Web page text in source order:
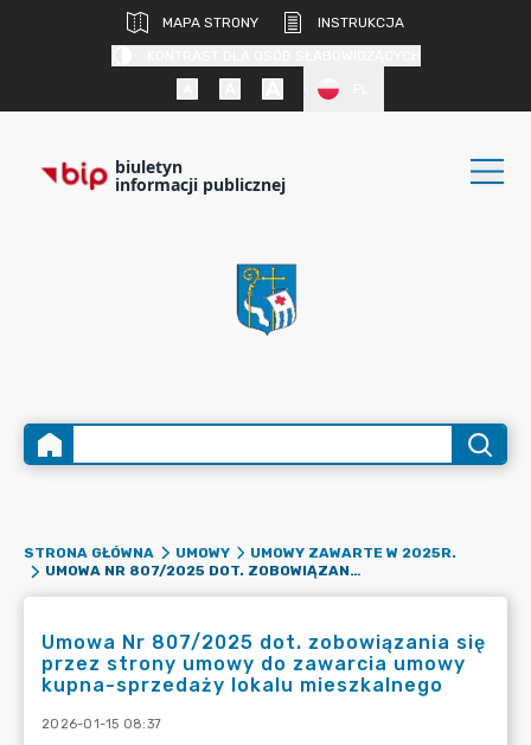
MAPA STRONY
INSTRUKCJA
biuletyn
informacji publicznej
STRONA GŁÓWNA UMOWY
UMOWY ZAWARTE W 2025R.
UMOWA NR 807/2025 DOT. ZOBOWIĄZANIA SIĘ PRZEZ STRONY UMOWY DO ZAWARCIA UMOWY KUPNA-SPRZEDAŻY LOKALU MIESZKALNEGO
Umowa Nr 807/2025 dot. zobowiązania się
przez strony umowy do zawarcia umowy
kupna-sprzedaży lokalu mieszkalnego
2026-01-15 08:37